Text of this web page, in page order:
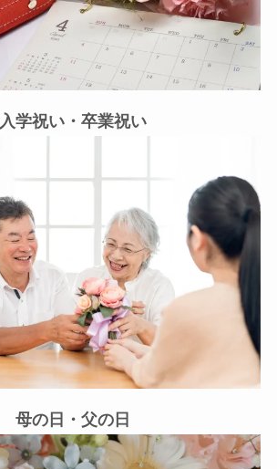
入学祝い・卒業祝い
母の日・父の日